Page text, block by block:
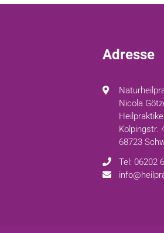
Adresse
Nicola
Kolpingstr.
68723
Tel: 06202